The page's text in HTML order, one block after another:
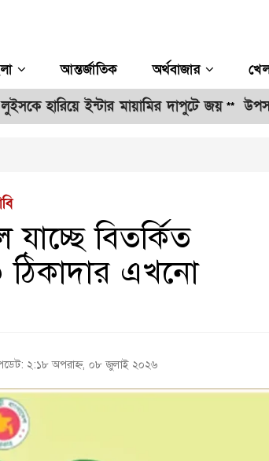
আন্তর্জাতিক অর্থবাজার
ইন্টার মায়ামির দাপুটে জয় ** উপসাগরীয়
বিতর্কিত
ঠিকাদার এখনো
২:১৮ অপরাহ্ন, ০৮ জুলাই ২০২৬